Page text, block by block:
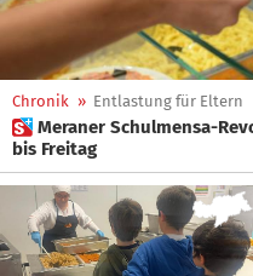
Chronik » Entlastung für Eltern
 Meraner Schulmensa-Revolution: Mensadienst von Montag
bis Freitag